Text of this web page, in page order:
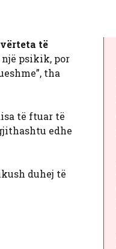
të
një psikik, por
tha
të ftuar të
edhe
duhej të